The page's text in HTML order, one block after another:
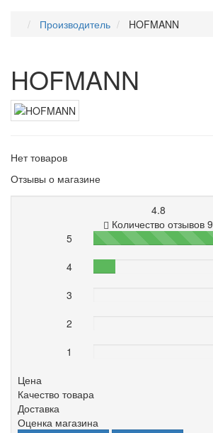
Производитель HOFMANN
HOFMANN
Нет товаров
Отзывы о магазине
4.8
Количество отзывов 9
5
87%
4
3
2
1
Цена
Качество товара
Доставка
Оценка магазина